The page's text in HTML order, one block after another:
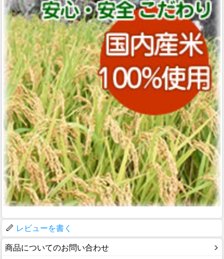
レビューを書く
商品についてのお問い合わせ